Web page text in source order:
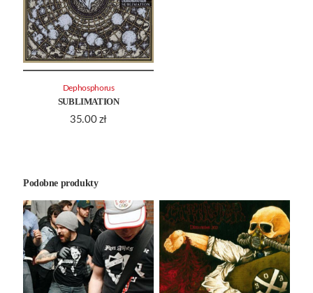
SUBLIMATION
35.00 zł
Dephosphorus
Podobne produkty